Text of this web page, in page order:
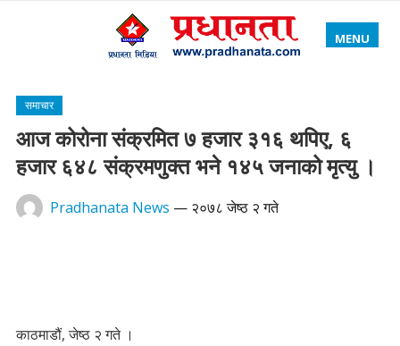
MENU
समाचार
आज कोरोना संक्रमित ७ हजार ३१६ थपिए, ६
हजार ६४८ संक्रमणुक्त भने १४५ जनाको मृत्यु ।
Pradhanata News — २०७८ जेष्ठ २ गते
काठमाडौं, जेष्ठ २ गते ।